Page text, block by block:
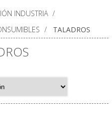
INDUSTRIA /
/ TALADROS